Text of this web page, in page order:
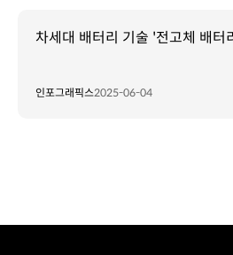
차세대 배터리 기술 '전고체 배터
인포그래픽스2025-06-04